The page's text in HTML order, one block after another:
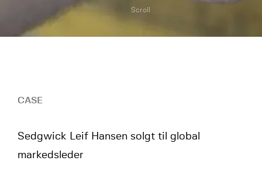
Scroll
CASE
Sedgwick Leif Hansen solgt til global
markedsleder